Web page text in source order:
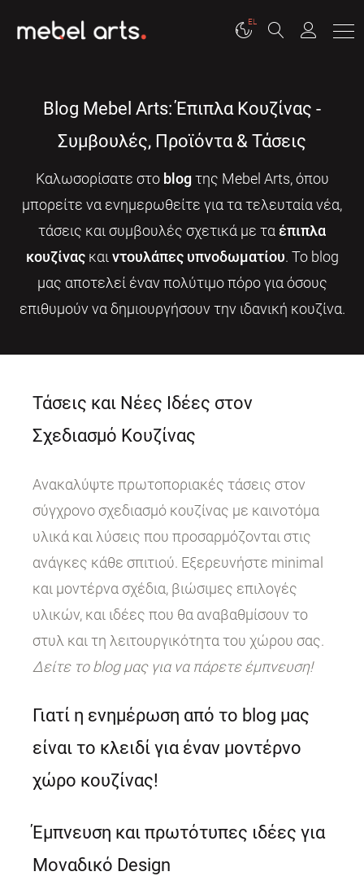
EL
Blog Mebel Arts: Έπιπλα Κουζίνας -
Συμβουλές, Προϊόντα & Τάσεις
Καλωσορίσατε στο blogτης Mebel Arts, όπου
μπορείτε να ενημερωθείτε για τα τελευταία νέα,
τάσεις και συμβουλές σχετικά με τα έπιπλα
κουζίναςκαι ντουλάπες υπνοδωματίου. Το blog
μας αποτελεί έναν πολύτιμο πόρο για όσους
επιθυμούν να δημιουργήσουν την ιδανική κουζίνα.
Τάσεις και Νέες Ιδέες στον
Σχεδιασμό Κουζίνας
Ανακαλύψτε πρωτοποριακές τάσεις στον
σύγχρονο σχεδιασμό κουζίνας με καινοτόμα
υλικά και λύσεις που προσαρμόζονται στις
ανάγκες κάθε σπιτιού. Εξερευνήστε minimal
και μοντέρνα σχέδια, βιώσιμες επιλογές
υλικών, και ιδέες που θα αναβαθμίσουν το
στυλ και τη λειτουργικότητα του χώρου σας.
Δείτε το blog μας για να πάρετε έμπνευση!
Γιατί η ενημέρωση από το blog μας
είναι το κλειδί για έναν μοντέρνο
χώρο κουζίνας!
Έμπνευση και πρωτότυπες ιδέες για
Μοναδικό Design